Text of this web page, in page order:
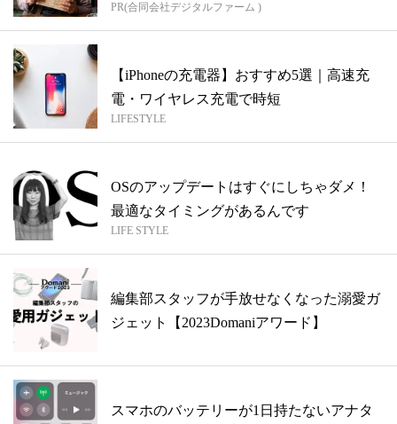
PR(合同会社デジタルファーム )
【iPhoneの充電器】おすすめ5選｜高速充
電・ワイヤレス充電で時短
LIFESTYLE
OSのアップデートはすぐにしちゃダメ！
最適なタイミングがあるんです
LIFE STYLE
編集部スタッフが手放せなくなった溺愛ガ
ジェット【2023Domaniアワード】
スマホのバッテリーが1日持たないアナタ